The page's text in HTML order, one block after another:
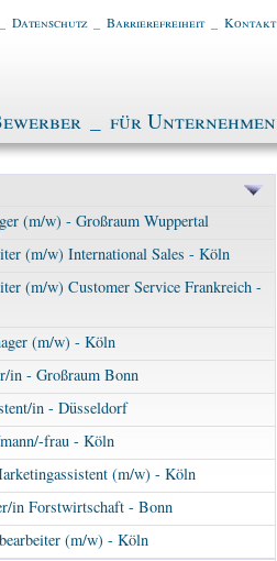
Datenschutz Barrierefreiheit Kontakt
für Unternehmen
(m/w) - Großraum Wuppertal
(m/w) International Sales - Köln
(m/w) Customer Service Frankreich -
(m/w) - Köln
in - Großraum Bonn
in - Düsseldorf
frau - Köln
(m/w) - Köln
in Forstwirtschaft - Bonn
(m/w) - Köln